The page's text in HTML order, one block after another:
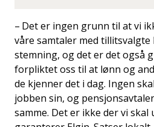
– Det er ingen grunn til at vi
våre samtaler med
stemning, og det er det også
forpliktet oss til at lønn og
de kjenner det i dag. Ingen
jobben sin, og
samme. Det er ikke der vi